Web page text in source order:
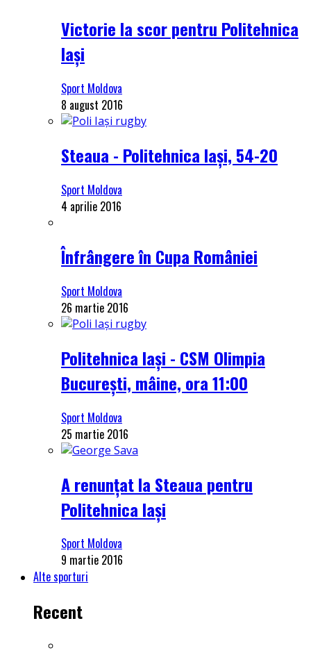
Victorie la scor pentru Politehnica
Iași
Sport Moldova
8 august 2016
Steaua - Politehnica Iași, 54-20
Sport Moldova
4 aprilie 2016
Înfrângere în Cupa României
Sport Moldova
26 martie 2016
Politehnica Iași - CSM Olimpia
București, mâine, ora 11:00
Sport Moldova
25 martie 2016
A renunțat la Steaua pentru
Politehnica Iași
Sport Moldova
9 martie 2016
Alte sporturi
Recent